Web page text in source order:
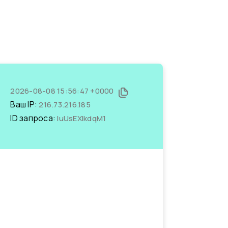
2026-08-08 15:56:47 +0000
Ваш IP:216.73.216.185
ID запроса:luUsEXlkdqM1